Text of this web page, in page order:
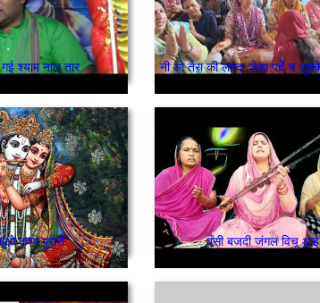
श्याम नाल तार
कृष्ण मुरारी बंसी बजदी जंगल विचू आई